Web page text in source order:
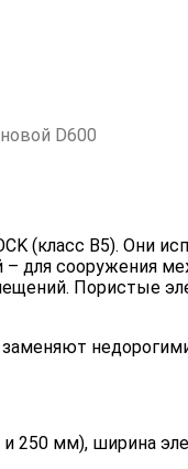
D600
(класс B5). Они
– для сооружения
Пористые
250 мм), ширина